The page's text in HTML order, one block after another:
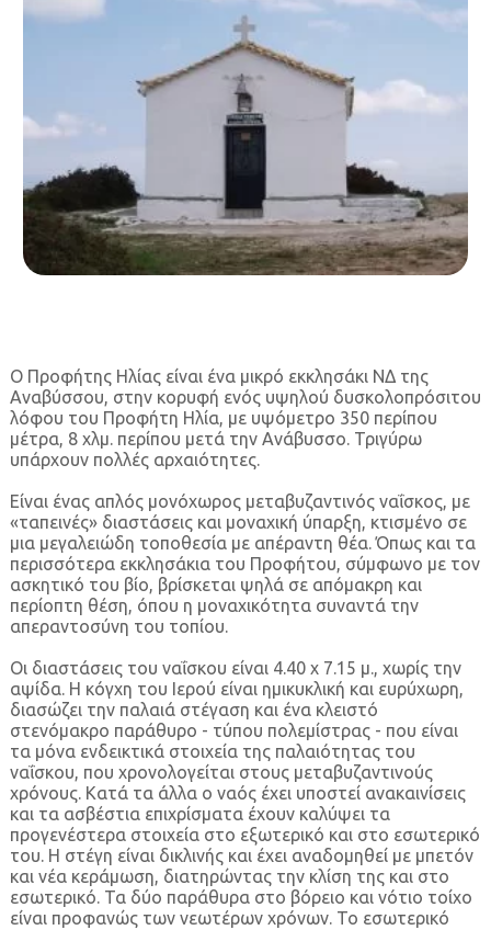
Ο Προφήτης Ηλίας είναι ένα μικρό εκκλησάκι ΝΔ της
Αναβύσσου, στην κορυφή ενός υψηλού δυσκολοπρόσιτου
λόφου του Προφήτη Ηλία, με υψόμετρο 350 περίπου
μέτρα, 8 χλμ. περίπου μετά την Ανάβυσσο. Τριγύρω
υπάρχουν πολλές αρχαιότητες.
Είναι ένας απλός μονόχωρος μεταβυζαντινός ναΐσκος, με
«ταπεινές» διαστάσεις και μοναχική ύπαρξη, κτισμένο σε
μια μεγαλειώδη τοποθεσία με απέραντη θέα. Όπως και τα
περισσότερα εκκλησάκια του Προφήτου, σύμφωνο με τον
ασκητικό του βίο, βρίσκεται ψηλά σε απόμακρη και
περίοπτη θέση, όπου η μοναχικότητα συναντά την
απεραντοσύνη του τοπίου.
Οι διαστάσεις του ναΐσκου είναι 4.40 x 7.15 μ., χωρίς την
αψίδα. Η κόγχη του Ιερού είναι ημικυκλική και ευρύχωρη,
διασώζει την παλαιά στέγαση και ένα κλειστό
στενόμακρο παράθυρο - τύπου πολεμίστρας - που είναι
τα μόνα ενδεικτικά στοιχεία της παλαιότητας του
ναΐσκου, που χρονολογείται στους μεταβυζαντινούς
χρόνους. Κατά τα άλλα ο ναός έχει υποστεί ανακαινίσεις
και τα ασβέστια επιχρίσματα έχουν καλύψει τα
προγενέστερα στοιχεία στο εξωτερικό και στο εσωτερικό
του. Η στέγη είναι δικλινής και έχει αναδομηθεί με μπετόν
και νέα κεράμωση, διατηρώντας την κλίση της και στο
εσωτερικό. Τα δύο παράθυρα στο βόρειο και νότιο τοίχο
είναι προφανώς των νεωτέρων χρόνων. Το εσωτερικό